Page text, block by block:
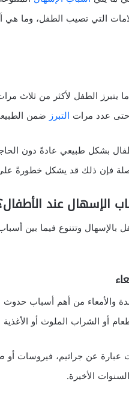
التي تصيب الطفل، وما هي
يتبرز الطفل لأكثر من ثلاث
عدد مرات التبرزضمن
بشكل طبيعي عادةً دون
فإن ذلك قد يشكل
الإسهال عند
بالإسهال وتتنوع فيما بين
والأمعاء من أهم أسباب
أو الشراب الملوث أو
عبارة عن جراثيم، فيروسات
الأخيرة.